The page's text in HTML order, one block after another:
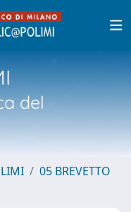
del
05 BREVETTO